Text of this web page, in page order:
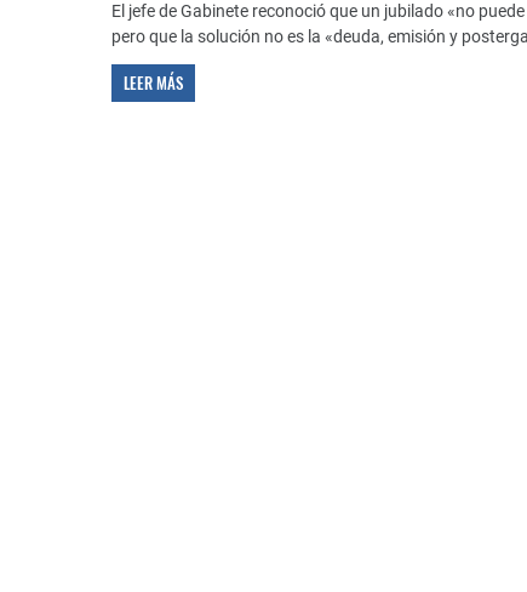
El jefe de Gabinete reconoció que un jubilado «no
pero que la solución no es la «deuda, emisión y
LEER MÁS